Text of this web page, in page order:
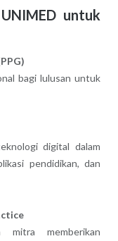
untuk
bagi lulusan untuk
digital dalam
pendidikan, dan
mitra memberikan